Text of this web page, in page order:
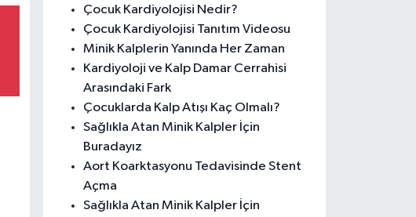
Çocuk Kardiyolojisi Nedir?
Çocuk Kardiyolojisi Tanıtım Videosu
Minik Kalplerin Yanında Her Zaman
Kardiyoloji ve Kalp Damar Cerrahisi
Arasındaki Fark
Çocuklarda Kalp Atışı Kaç Olmalı?
Sağlıkla Atan Minik Kalpler İçin
Buradayız
Aort Koarktasyonu Tedavisinde Stent
Açma
Sağlıkla Atan Minik Kalpler İçin